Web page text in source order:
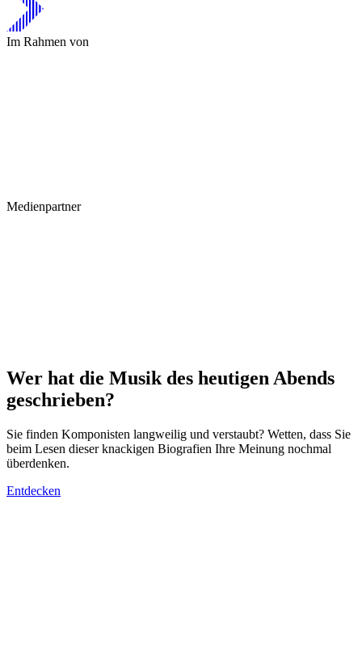
Im Rahmen von
Medienpartner
Wer hat die Musik des heutigen Abends
geschrieben?
Sie finden Komponisten langweilig und verstaubt? Wetten, dass Sie
beim Lesen dieser knackigen Biografien Ihre Meinung nochmal
überdenken.
Entdecken